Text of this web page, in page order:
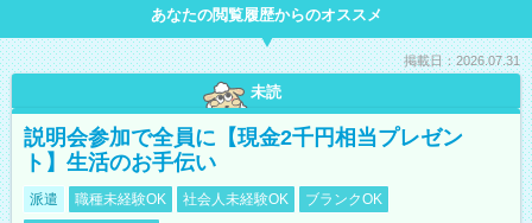
あなたの閲覧履歴からのオススメ
掲載日：2026.07.31
未読
説明会参加で全員に【現金2千円相当プレゼン
ト】生活のお手伝い
派遣 職種未経験OK 社会人未経験OK
ブランクOK